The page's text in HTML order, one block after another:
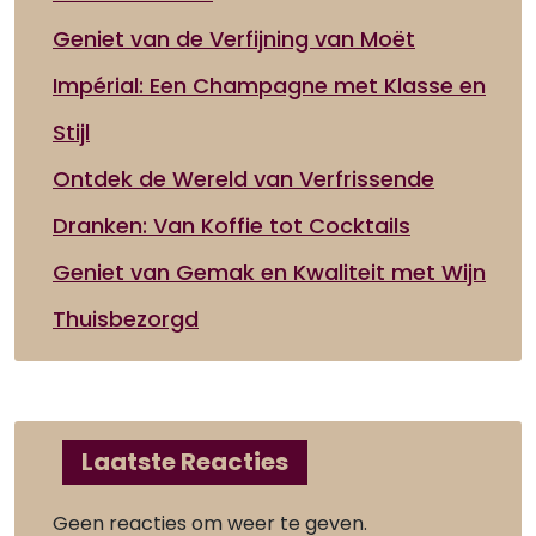
Geniet van de Verfijning van Moët
Impérial: Een Champagne met Klasse en
Stijl
Ontdek de Wereld van Verfrissende
Dranken: Van Koffie tot Cocktails
Geniet van Gemak en Kwaliteit met Wijn
Thuisbezorgd
Laatste Reacties
Geen reacties om weer te geven.